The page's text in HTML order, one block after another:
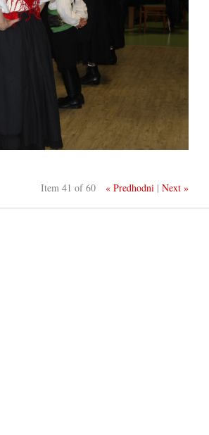
Item 41 of 60 « Predhodni |Next »